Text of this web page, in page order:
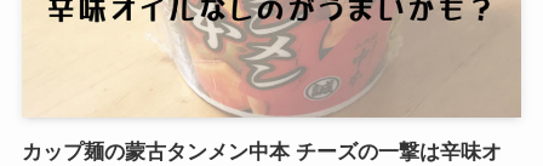
カップ麺の蒙古タンメン中本 チーズの一撃は辛味オ